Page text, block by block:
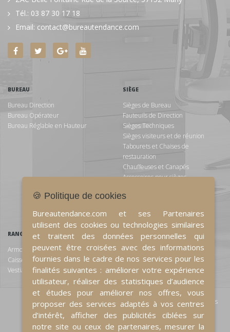
Tél.: 03 87 30 17 18
Email: contact@bureautendance.com
BUREAU
Bureau Direction
Bureau Opérateur
Bureau Réglable en Hauteur
SIÈGE
Sièges de Bureau
Fauteuils de Direction
Sièges Techniques
Sièges visiteurs et de réunion
Tabourets et Chaises de
restauration
Chauffeuses et Canapés
Accessoires pour sièges
d'Attente
RANGEMENT
Armoires
Caissons et Rangements d'appoints
Vestiaires
ESPACE D'ACCUEIL
Espace détente
Comptoir d'Accueil
RESTAURATION ET ACCESSOIRES
Porte-Manteaux / Porte-Parapluies
Lampe
Tableau
🍪 Politique de cookies
Bureautendance.com et ses Partenaires
utilisent des cookies ou technologies similaires
et traitent des données personnelles qui
peuvent être croisées avec des informations
fournies dans le cadre de nos services pour les
finalités suivantes : améliorer votre expérience
utilisateur, réaliser des statistiques d’audience
et études pour améliorer nos offres, vous
proposer des services adaptés à vos centres
d’intérêt, afficher des publicités ciblées sur
notre site ou ceux de partenaires, mesurer la